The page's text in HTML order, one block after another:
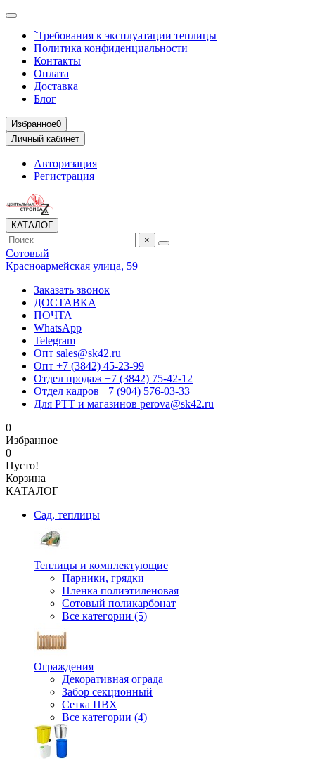
`Требования к эксплуатации теплицы
Политика конфиденциальности
Контакты
Оплата
Доставка
Блог
Избранное0
Личный кабинет
Авторизация
Регистрация
КАТАЛОГ
×
Сотовый
Красноармейская улица, 59
Заказать звонок
ДОСТАВКА
ПОЧТА
WhatsApp
Telegram
Опт sales@sk42.ru
Опт +7 (3842) 45-23-99
Отдел продаж +7 (3842) 75-42-12
Отдел кадров +7 (904) 576-03-33
Для РТТ и магазинов perova@sk42.ru
0
Избранное
0
Пусто!
Корзина
КАТАЛОГ
Сад, теплицы
Теплицы и комплектующие
Парники, грядки
Пленка полиэтиленовая
Сотовый поликарбонат
Все категории (5)
Ограждения
Декоративная ограда
Забор секционный
Сетка ПВХ
Все категории (4)